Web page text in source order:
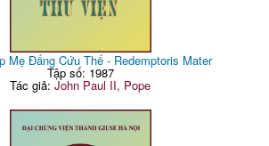
Mẹ Đấng Cứu Thế - Redemptoris Mater
Tập số: 1987
Tác giả:John Paul II, Pope